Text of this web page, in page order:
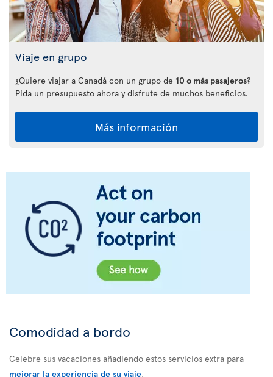
Viaje en grupo
¿Quiere viajar a Canadá con un grupo de 10 o más pasajeros?
Pida un presupuesto ahora y disfrute de muchos beneficios.
Más información
Comodidad a bordo
Celebre sus vacaciones añadiendo estos servicios extra para
mejorar la experiencia de su viaje.